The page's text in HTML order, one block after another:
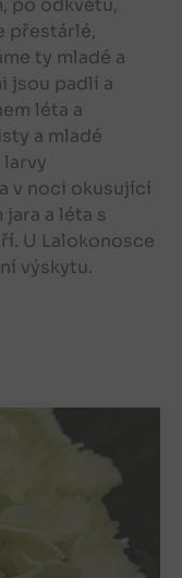
po odkvětu,
přestárlé,
ty mladé a
jsou padlí a
léta a
a mladé
v noci okusující
a léta s
U Lalokonosce
výskytu.